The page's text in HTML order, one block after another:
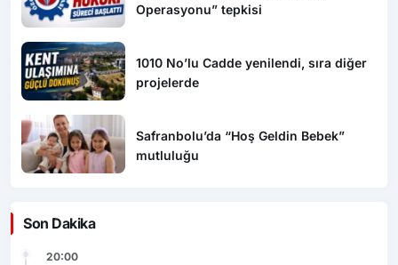
Operasyonu” tepkisi
1010 No’lu Cadde yenilendi, sıra diğer
projelerde
Safranbolu’da “Hoş Geldin Bebek”
mutluluğu
Son Dakika
20:00